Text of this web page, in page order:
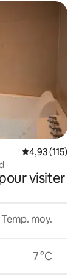
Évaluation
4,93 (115)
visiter
Temp. moy.
7 °C